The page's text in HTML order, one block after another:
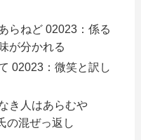
らねど 02023：係る
が分かれる
02023：微笑と訳し
き人はあらむや
の混ぜっ返し